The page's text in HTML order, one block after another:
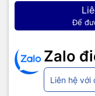
Để
Zalo
Liên hệ với
Ngoài ra tích hợp card
đơn vị xử lý, tốc độ đồ
và OpenGL 4.6, cùng
Quick Sync Video và